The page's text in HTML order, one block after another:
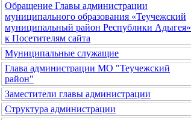
Обращение Главы администрации
муниципального образования «Теучежский
муниципальный район Республики Адыгея»
к Посетителям сайта
Муниципальные служащие
Глава администрации МО "Теучежский
район"
Заместители главы администрации
Структура администрации